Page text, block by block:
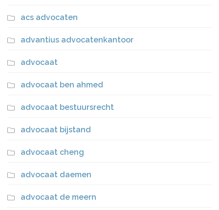
acs advocaten
advantius advocatenkantoor
advocaat
advocaat ben ahmed
advocaat bestuursrecht
advocaat bijstand
advocaat cheng
advocaat daemen
advocaat de meern